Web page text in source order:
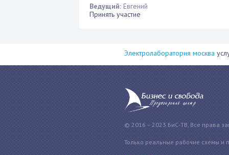
Ведущий: Евгений
Принять участие
Электролаборатория москва
© 2016 – 2023 БиС-ТВ, Все права
Только реальные рабочие схемы и